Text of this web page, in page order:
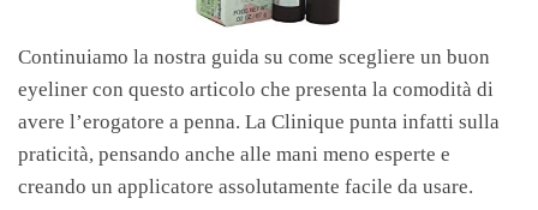
Continuiamo la nostra guida su come scegliere un buon
eyeliner con questo articolo che presenta la comodità di
avere l’erogatore a penna. La Clinique punta infatti sulla
praticità, pensando anche alle mani meno esperte e
creando un applicatore assolutamente facile da usare.